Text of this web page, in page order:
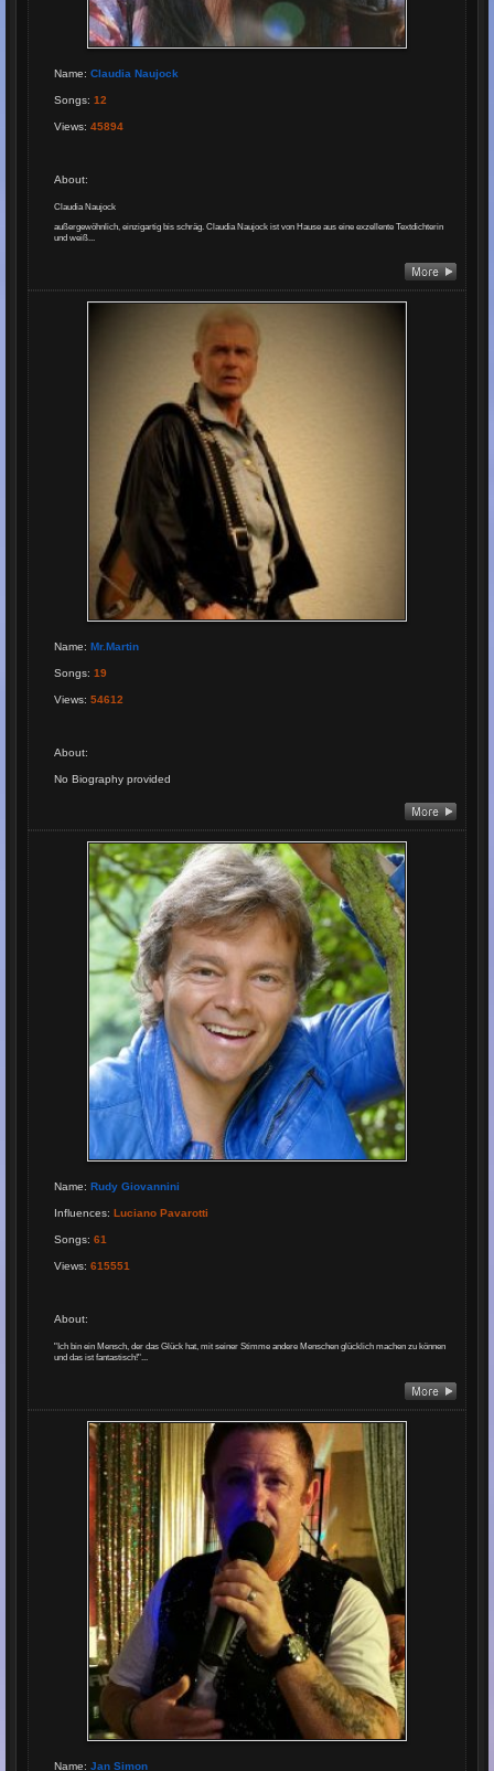
Name: Claudia Naujock
Songs: 12
Views: 45894
About:
Claudia Naujock
außergewöhnlich, einzigartig bis schräg. Claudia Naujock ist von Hause aus eine exzellente Textdichterin
und weiß...
Name: Mr.Martin
Songs: 19
Views: 54612
About:
No Biography provided
Name: Rudy Giovannini
Influences: Luciano Pavarotti
Songs: 61
Views: 615551
About:
"Ich bin ein Mensch, der das Glück hat, mit seiner Stimme andere Menschen glücklich machen zu können
und das ist fantastisch!"...
Name: Jan Simon